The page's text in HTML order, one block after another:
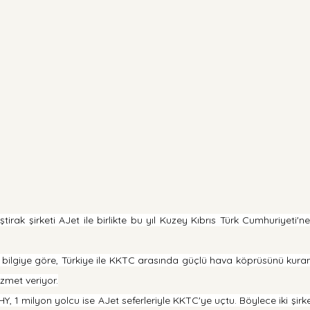
şirketi AJet ile birlikte bu yıl Kuzey Kıbrıs Türk
göre, Türkiye ile KKTC arasında güçlü hava köprüsünü
veriyor.
1 milyon yolcu ise AJet seferleriyle KKTC'ye uçtu. Böylece iki